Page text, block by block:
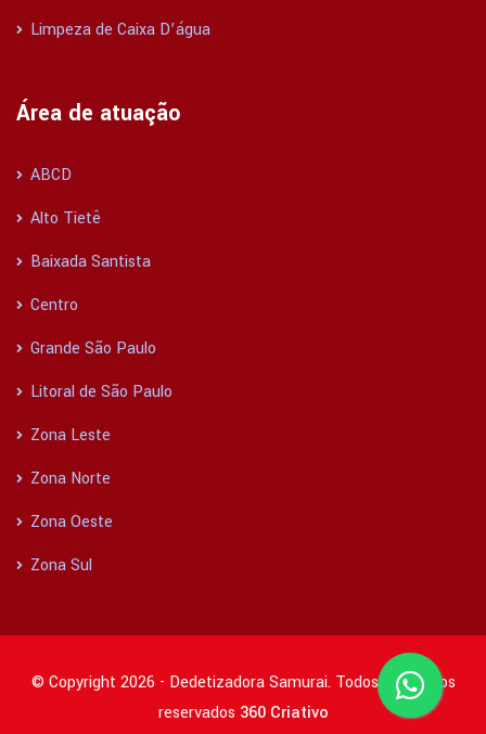
Limpeza de Caixa D’água
Área de atuação
ABCD
Alto Tietê
Baixada Santista
Centro
Grande São Paulo
Litoral de São Paulo
Zona Leste
Zona Norte
Zona Oeste
Zona Sul
© Copyright 2026 - Dedetizadora Samurai. Todos os direitos
reservados 360 Criativo